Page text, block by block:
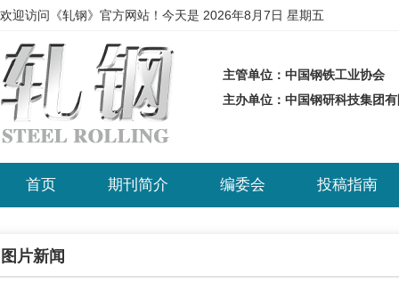
欢迎访问《轧钢》官方网站！今天是 2026年8月7日 星期五
主管单位：中国钢铁工业协会
主办单位：中国钢研科技集
首页 期刊简介 编委会 投稿指南
图片新闻